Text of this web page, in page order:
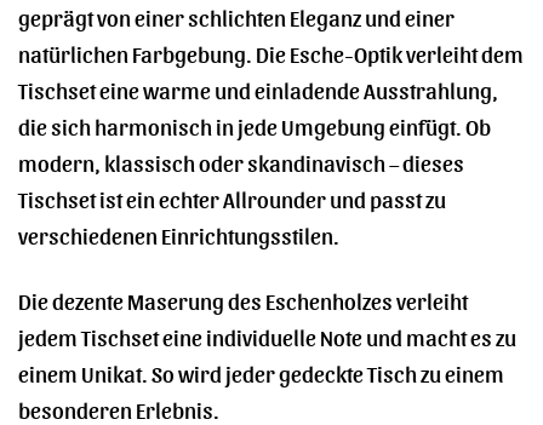
geprägt von einer schlichten Eleganz und einer
natürlichen Farbgebung. Die Esche-Optik verleiht dem
Tischset eine warme und einladende Ausstrahlung,
die sich harmonisch in jede Umgebung einfügt. Ob
modern, klassisch oder skandinavisch – dieses
Tischset ist ein echter Allrounder und passt zu
verschiedenen Einrichtungsstilen.
Die dezente Maserung des Eschenholzes verleiht
jedem Tischset eine individuelle Note und macht es zu
einem Unikat. So wird jeder gedeckte Tisch zu einem
besonderen Erlebnis.